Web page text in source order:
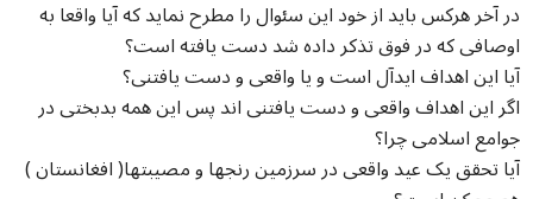
در آخر هرکس باید از خود این سئوال را مطرح نماید که آیا واقعا به
اوصافی که در فوق تذکر داده شد دست یافته است؟
آیا این اهداف ایدآل است و یا واقعی و دست یافتنی؟
اگر این اهداف واقعی و دست یافتنی اند پس این همه بدبختی در
جوامع اسلامی چرا؟
آیا تحقق یک عید واقعی در سرزمین رنجها و مصیبتها( افغانستان )